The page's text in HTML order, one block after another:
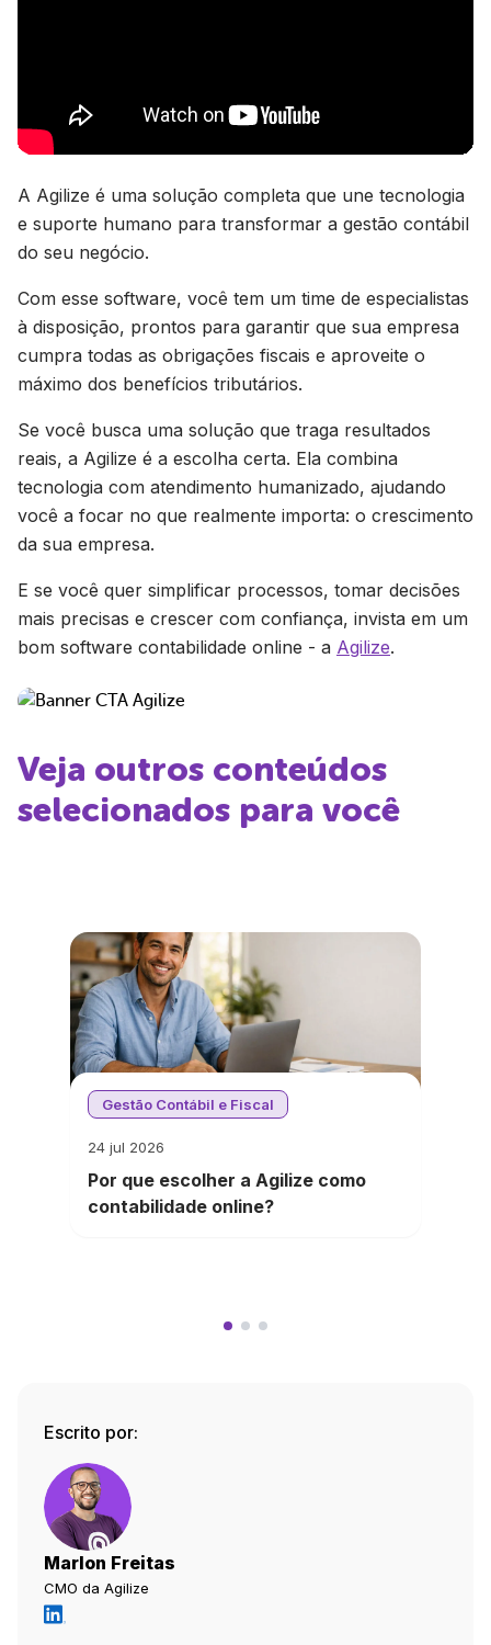
A Agilize é uma solução completa que une tecnologia
e suporte humano para transformar a gestão contábil
do seu negócio.
Com esse software, você tem um time de especialistas
à disposição, prontos para garantir que sua empresa
cumpra todas as obrigações fiscais e aproveite o
máximo dos benefícios tributários.
Se você busca uma solução que traga resultados
reais, a Agilize é a escolha certa. Ela combina
tecnologia com atendimento humanizado, ajudando
você a focar no que realmente importa: o crescimento
da sua empresa.
E se você quer simplificar processos, tomar decisões
mais precisas e crescer com confiança, invista em um
bom software contabilidade online - a Agilize.
Veja outros conteúdos
selecionados para você
Gestão Contábil e Fiscal
24 jul 2026
Por que escolher a Agilize como
contabilidade online?
Escrito por:
Marlon Freitas
CMO da Agilize